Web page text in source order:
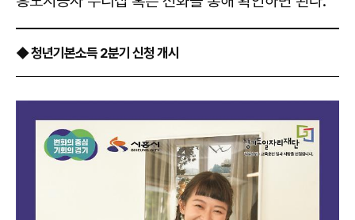
◆ 청년기본소득 2분기 신청 개시